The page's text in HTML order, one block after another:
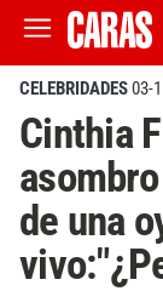
CELEBRIDADES03-
Cinthia
de una